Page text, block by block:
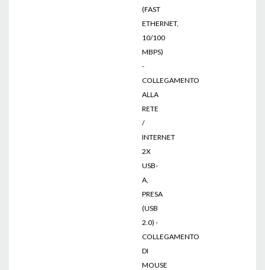
(FAST
ETHERNET,
10/100
MBPS)
-
COLLEGAMENTO
ALLA
RETE
/
INTERNET
2X
USB-
A,
PRESA
(USB
2.0) -
COLLEGAMENTO
DI
MOUSE